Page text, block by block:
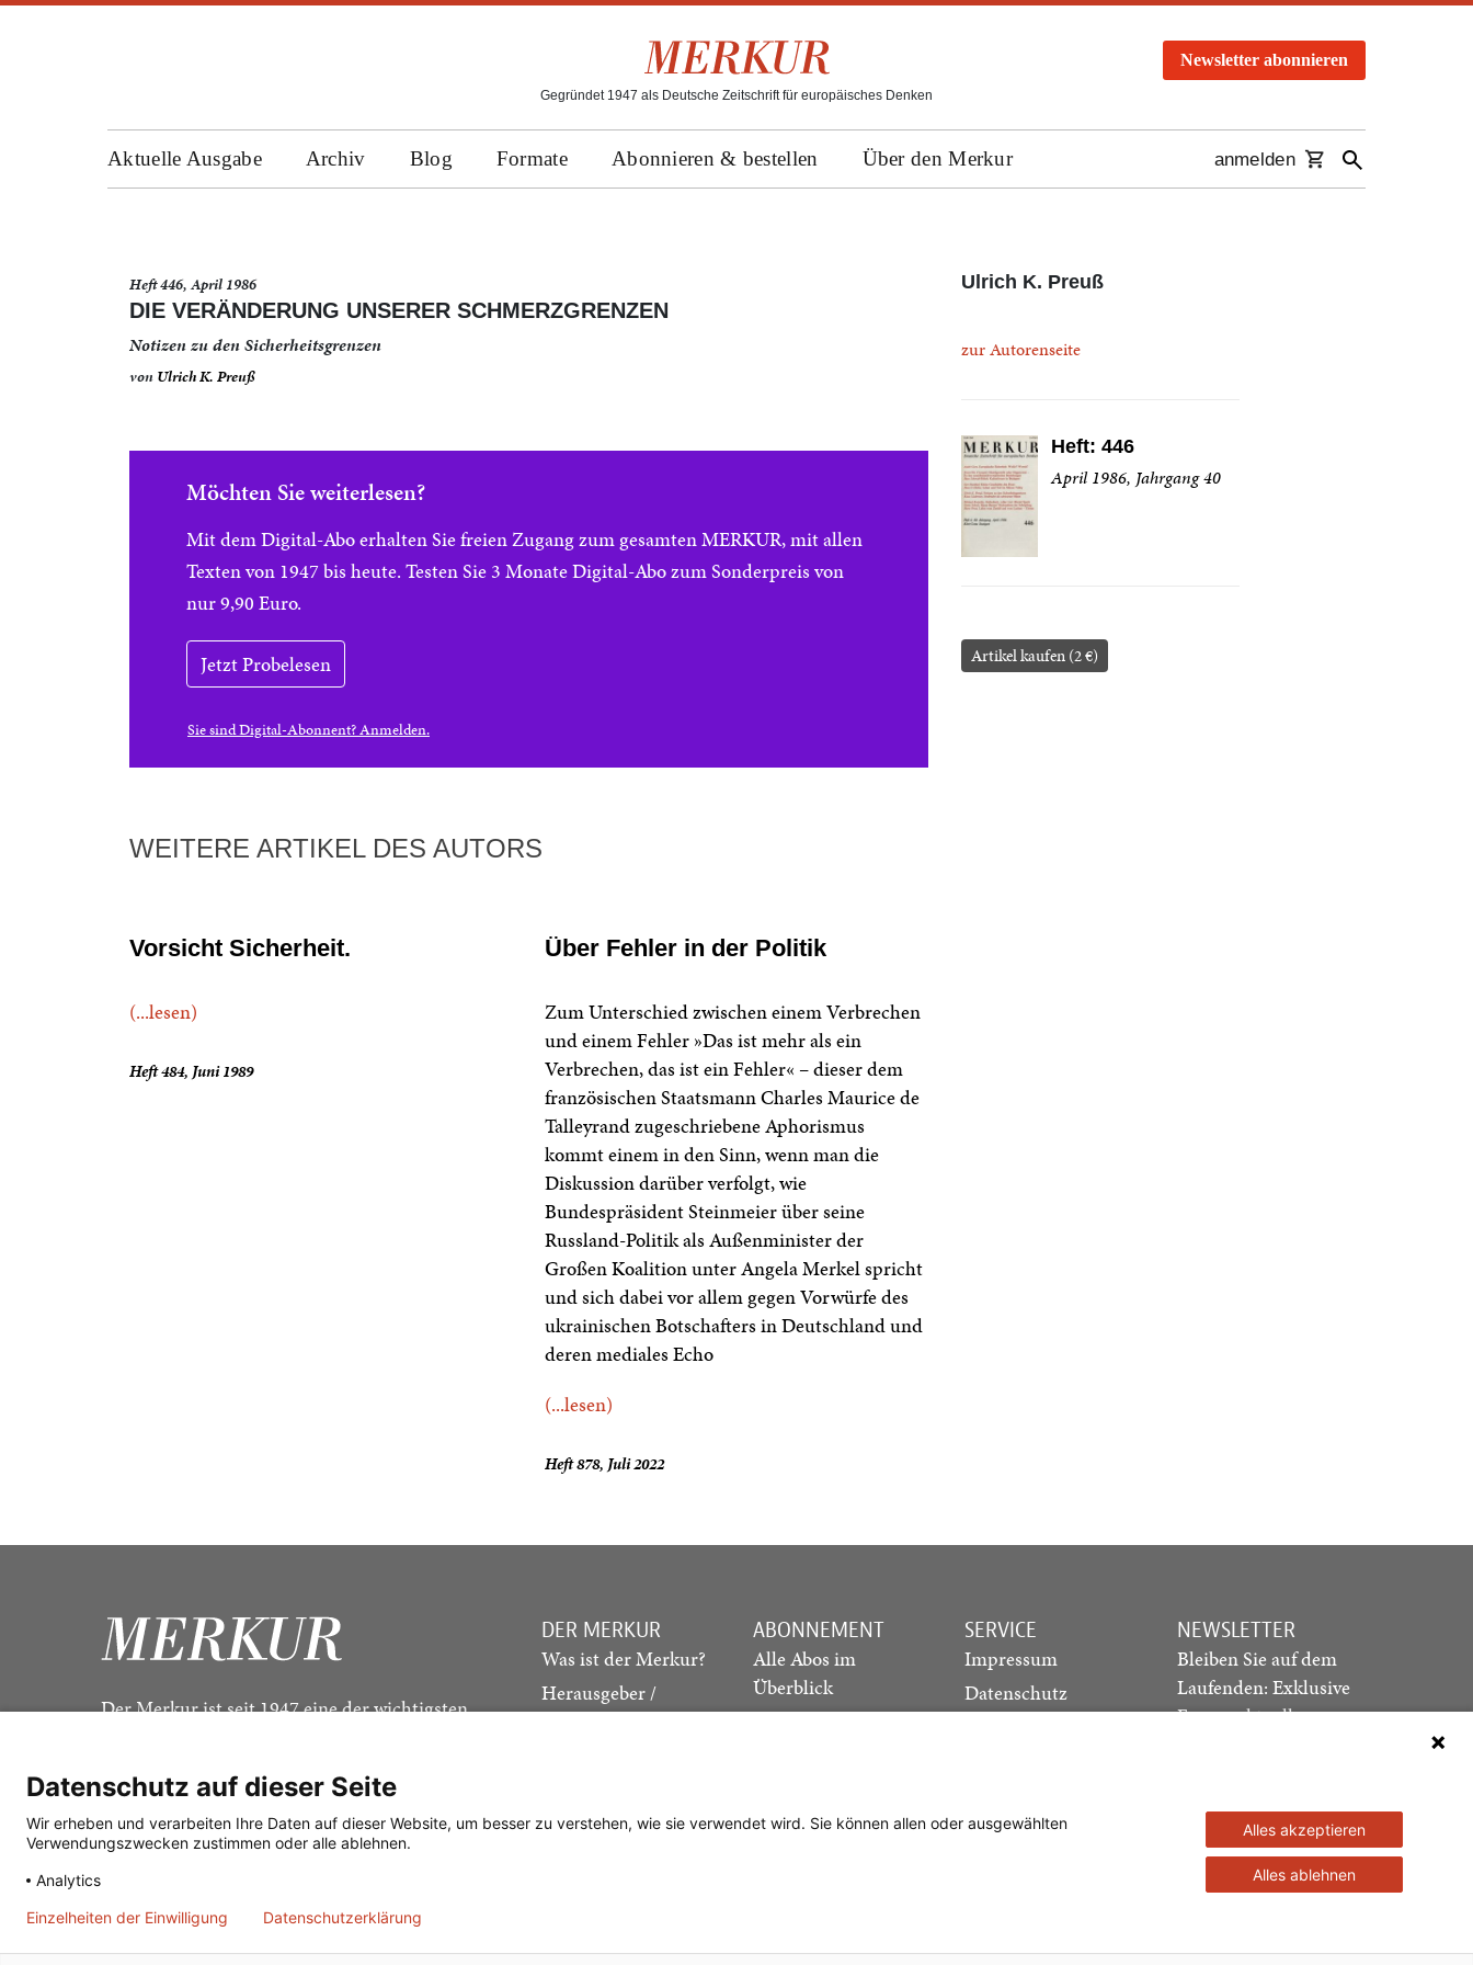
Gegründet 1947 als Deutsche Zeitschrift für europäisches Denken
Newsletter abonnieren
Aktuelle Ausgabe Archiv Blog Formate Abonnieren & bestellen Über den Merkur anmelden
Heft 446, April 1986
DIE VERÄNDERUNG UNSERER SCHMERZGRENZEN
Notizen zu den Sicherheitsgrenzen
von Ulrich K. Preuß
Möchten Sie weiterlesen?
Mit dem Digital-Abo erhalten Sie freien Zugang zum gesamten MERKUR, mit allen
Texten von 1947 bis heute. Testen Sie 3 Monate Digital-Abo zum Sonderpreis von
nur 9,90 Euro.
Jetzt Probelesen
Sie sind Digital-Abonnent? Anmelden.
Ulrich K. Preuß
zur Autorenseite
Heft: 446
April 1986, Jahrgang 40
Artikel kaufen (2 €)
WEITERE ARTIKEL DES AUTORS
Vorsicht Sicherheit.
(...lesen)
Heft 484, Juni 1989
Über Fehler in der Politik
Zum Unterschied zwischen einem Verbrechen
und einem Fehler »Das ist mehr als ein
Verbrechen, das ist ein Fehler« – dieser dem
französischen Staatsmann Charles Maurice de
Talleyrand zugeschriebene Aphorismus
kommt einem in den Sinn, wenn man die
Diskussion darüber verfolgt, wie
Bundespräsident Steinmeier über seine
Russland-Politik als Außenminister der
Großen Koalition unter Angela Merkel spricht
und sich dabei vor allem gegen Vorwürfe des
ukrainischen Botschafters in Deutschland und
deren mediales Echo
(...lesen)
Heft 878, Juli 2022
Der Merkur ist seit 1947 eine der wichtigsten
DER MERKUR
Was ist der Merkur?
Herausgeber /
Redaktion
ABONNEMENT
Alle Abos im
Überblick
Print-Abo
Studierenden-Abo
SERVICE
Impressum
Datenschutz
NEWSLETTER
Bleiben Sie auf dem
Laufenden: Exklusive
Essays, aktuelle
Newsletter abonnieren
Datenschutz auf dieser Seite
Wir erheben und verarbeiten Ihre Daten auf dieser Website, um besser zu verstehen, wie sie verwendet wird. Sie können allen oder ausgewählten
Verwendungszwecken zustimmen oder alle ablehnen.
Analytics
Alles akzeptieren
Alles ablehnen
Einzelheiten der Einwilligung Datenschutzerklärung